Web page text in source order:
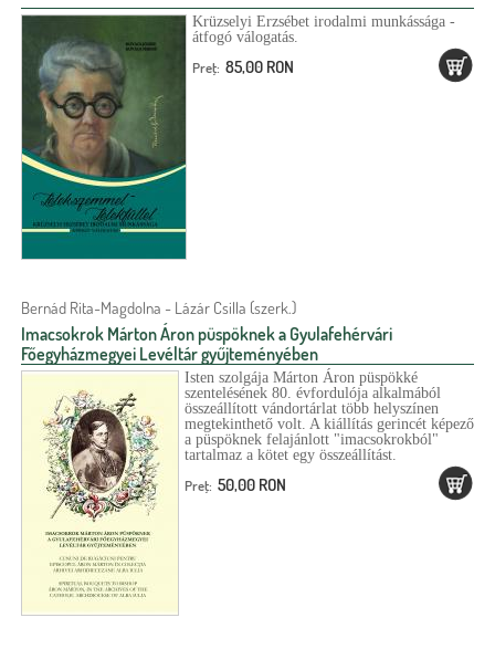
Krüzselyi Erzsébet irodalmi munkássága -
átfogó válogatás.
Preţ: 85,00 RON
Bernád Rita-Magdolna - Lázár Csilla (szerk.)
Imacsokrok Márton Áron püspöknek a Gyulafehérvári
Főegyházmegyei Levéltár gyűjteményében
Isten szolgája Márton Áron püspökké
szentelésének 80. évfordulója alkalmából
összeállított vándortárlat több helyszínen
megtekinthető volt. A kiállítás gerincét képező
a püspöknek felajánlott "imacsokrokból"
tartalmaz a kötet egy összeállítást.
Preţ: 50,00 RON